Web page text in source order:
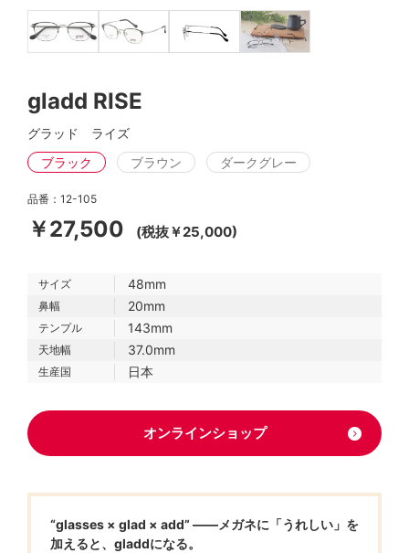
gladd RISE
グラッド ライズ
ブラック
ブラウン ダークグレー
品番：12-105
￥27,500 (税抜￥25,000)
サイズ 48mm
鼻幅 20mm
テンプル 143mm
天地幅 37.0mm
生産国 日本
オンラインショップ
“glasses × glad × add” ――メガネに「うれしい」を
加えると、gladdになる。